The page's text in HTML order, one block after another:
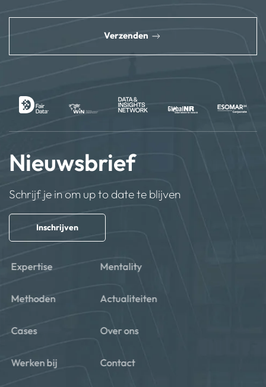
Verzenden
Nieuwsbrief
Schrijf je in om up to date te blijven
Inschrijven
Expertise Mentality
Methoden Actualiteiten
Cases Over ons
Werken bij Contact